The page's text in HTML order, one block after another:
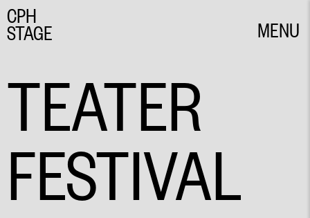
CPH
STAGE
MENU
TEATER
FESTIVAL